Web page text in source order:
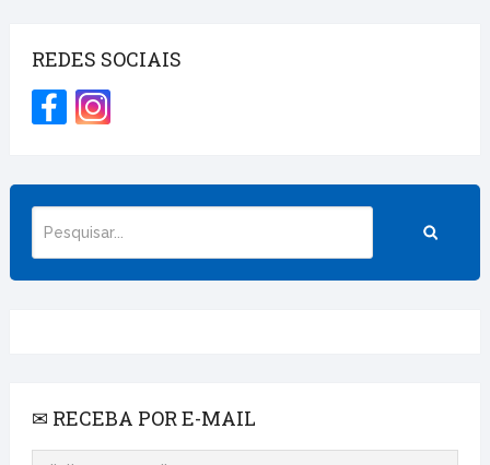
REDES SOCIAIS
✉ RECEBA POR E-MAIL